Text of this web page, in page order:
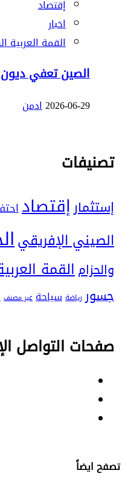
إقتصاد
اخبار
القمة العربية
الصين تعفي ديون (4) قروض على
2026-06-29ادمن
تصنيفات
إستثمارإقتصاد
الصيني الإفريقي
والحزامالقمة
جسور رياضة سياحة غير مصنف
صفحات التواصل
تصفح ايضاً